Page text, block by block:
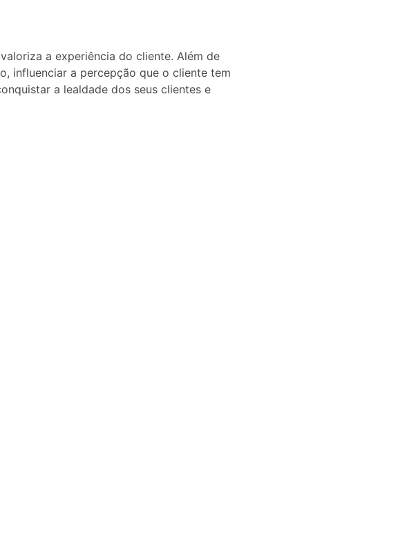
a experiência do cliente. Além de
influenciar a percepção que o cliente tem
a lealdade dos seus clientes e